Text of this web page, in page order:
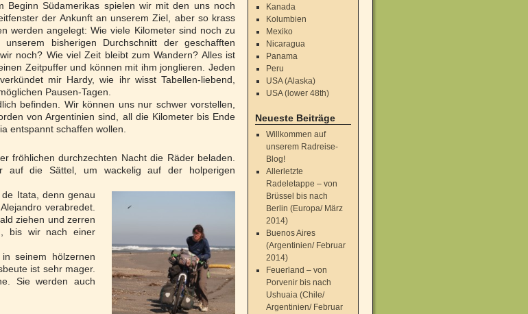
Beginn Südamerikas spielen wir mit den uns noch
der Ankunft an unserem Ziel, aber so krass
werden angelegt: Wie viele Kilometer sind noch zu
bisherigen Durchschnitt der geschafften
noch? Wie viel Zeit bleibt zum Wandern? Alles ist
Zeitpuffer und können mit ihm jonglieren. Jeden
mir Hardy, wie ihr wisst Tabellen-liebend,
Pausen-Tagen.
befinden. Wir können uns nur schwer vorstellen,
von Argentinien sind, all die Kilometer bis Ende
entspannt schaffen wollen.
fröhlichen durchzechten Nacht die Räder beladen.
auf die Sättel, um wackelig auf der holperigen
Itata, denn genau
verabredet.
ziehen und zerren
bis wir nach einer
seinem hölzernen
ist sehr mager.
Sie werden auch
Kanada
Kolumbien
Mexiko
Nicaragua
Panama
Peru
USA (Alaska)
USA (lower 48th)
Neueste Beiträge
Willkommen auf
unserem Radreise-
Blog!
Allerletzte
Radeletappe – von
Brüssel bis nach
Berlin (Europa/ März
2014)
Buenos Aires
(Argentinien/ Februar
2014)
Feuerland – von
Porvenir bis nach
Ushuaia (Chile/
Argentinien/ Februar